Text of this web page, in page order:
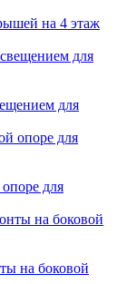
на 4 этаж
для
для
на боковой